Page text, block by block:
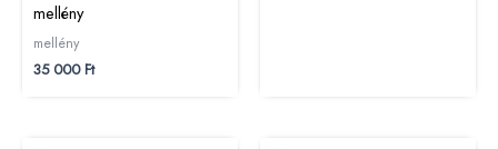
mellény
mellény
35 000Ft